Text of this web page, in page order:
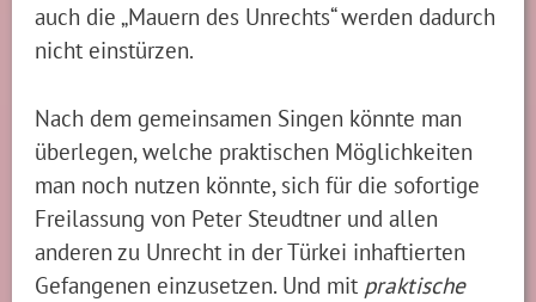
auch die „Mauern des Unrechts“ werden dadurch
nicht einstürzen.
Nach dem gemeinsamen Singen könnte man
überlegen, welche praktischen Möglichkeiten
man noch nutzen könnte, sich für die sofortige
Freilassung von Peter Steudtner und allen
anderen zu Unrecht in der Türkei inhaftierten
Gefangenen einzusetzen. Und mit praktische